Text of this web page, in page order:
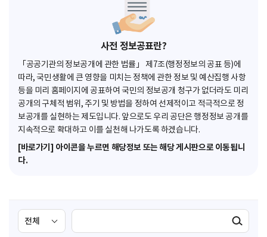
사전 정보공표란?
「공공기관의 정보공개에 관한 법률」 제7조(행정정보의 공표 등)에
따라, 국민생활에 큰 영향을 미치는 정책에 관한 정보 및 예산집행 사항
등을 미리 홈페이지에 공표하여 국민의 정보공개 청구가 없더라도 미리
공개의 구체적 범위, 주기 및 방법을 정하여 선제적이고 적극적으로 정
보공개를 실현하는 제도입니다. 앞으로도 우리 공단은 행정정보 공개를
지속적으로 확대하고 이를 실천해 나가도록 하겠습니다.
[바로가기] 아이콘을 누르면 해당정보 또는 해당 게시판으로 이동됩니
다.
검
색
색
검색실행